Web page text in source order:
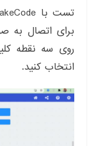
برای اتصال به
انتخاب کنید.